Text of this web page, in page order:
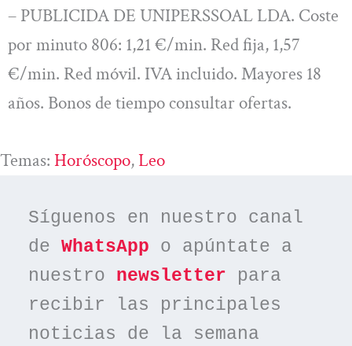
– PUBLICIDA DE UNIPERSSOAL LDA. Coste
por minuto 806: 1,21 €/min. Red fija, 1,57
€/min. Red móvil. IVA incluido. Mayores 18
años. Bonos de tiempo consultar ofertas.
Temas: Horóscopo, Leo
Síguenos en nuestro canal
de WhatsApp o apúntate a
nuestro newsletter para
recibir las principales
noticias de la semana